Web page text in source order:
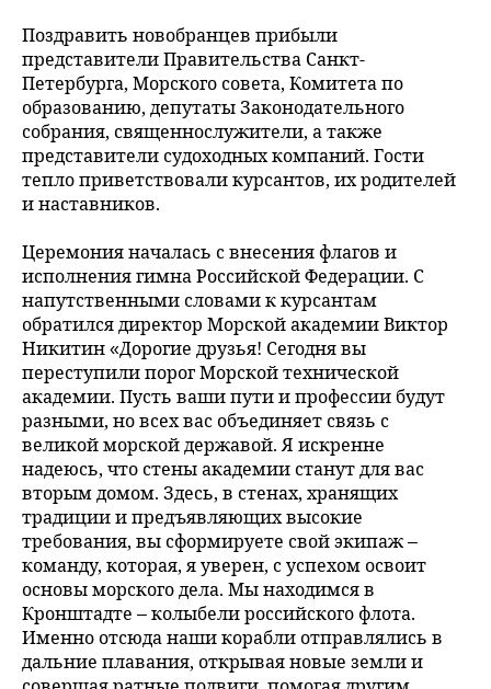
Поздравить новобранцев прибыли
представители Правительства Санкт-
Петербурга, Морского совета, Комитета по
образованию, депутаты Законодательного
собрания, священнослужители, а также
представители судоходных компаний. Гости
тепло приветствовали курсантов, их родителей
и наставников.
Церемония началась с внесения флагов и
исполнения гимна Российской Федерации. С
напутственными словами к курсантам
обратился директор Морской академии Виктор
Никитин «Дорогие друзья! Сегодня вы
переступили порог Морской технической
академии. Пусть ваши пути и профессии будут
разными, но всех вас объединяет связь с
великой морской державой. Я искренне
надеюсь, что стены академии станут для вас
вторым домом. Здесь, в стенах, хранящих
традиции и предъявляющих высокие
требования, вы сформируете свой экипаж –
команду, которая, я уверен, с успехом освоит
основы морского дела. Мы находимся в
Кронштадте – колыбели российского флота.
Именно отсюда наши корабли отправлялись в
дальние плавания, открывая новые земли и